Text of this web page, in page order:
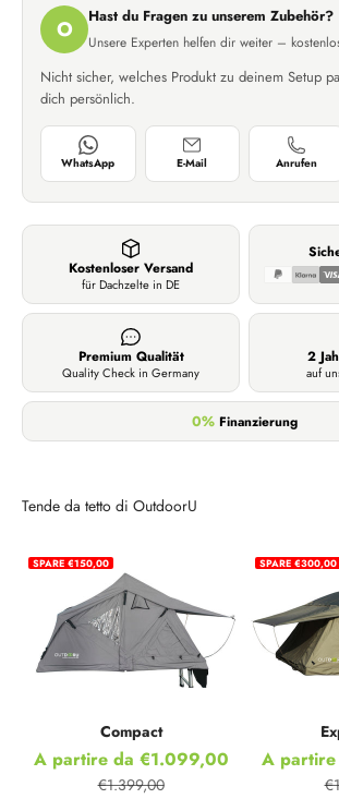
O Hast du Fragen zu unserem Zubehör?
Unsere Experten helfen dir weiter –
Nicht sicher, welches Produkt zu deinem Setup
dich persönlich.
WhatsApp E-Mail Anrufen
Kostenloser Versand
für Dachzelte in DE
Premium Qualität
Quality Check in Germany
2
auf
0%Finanzierung
Tende da tetto di OutdoorU
SPARE €150,00
Compact
Prezzo scontato
A partire da €1.099,00
€1.399,00
SPARE €300,00
Prezzo
A